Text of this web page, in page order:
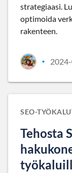
strategiaasi.
optimoida
rakenteen.
•
SEO-
Tehosta